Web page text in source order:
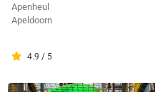
Apenheul
Apeldoorn
4.9 / 5